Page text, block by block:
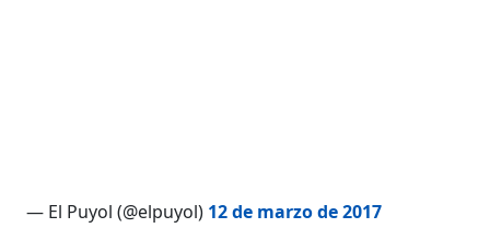
— El Puyol (@elpuyol) 12 de marzo de 2017